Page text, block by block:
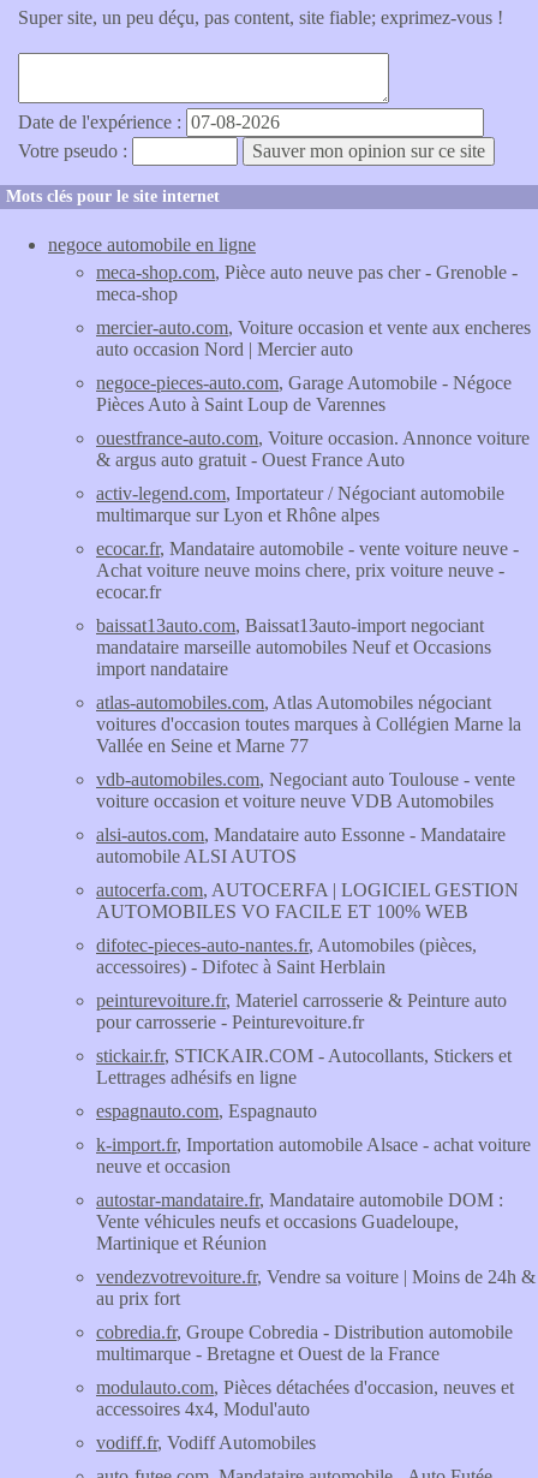
Super site, un peu déçu, pas content, site fiable; exprimez-vous !
Date de l'expérience :
Votre pseudo :
Mots clés pour le site internet
negoce automobile en ligne
meca-shop.com, Pièce auto neuve pas cher - Grenoble -
meca-shop
mercier-auto.com, Voiture occasion et vente aux encheres
auto occasion Nord | Mercier auto
negoce-pieces-auto.com, Garage Automobile - Négoce
Pièces Auto à Saint Loup de Varennes
ouestfrance-auto.com, Voiture occasion. Annonce voiture
& argus auto gratuit - Ouest France Auto
activ-legend.com, Importateur / Négociant automobile
multimarque sur Lyon et Rhône alpes
ecocar.fr, Mandataire automobile - vente voiture neuve -
Achat voiture neuve moins chere, prix voiture neuve -
ecocar.fr
baissat13auto.com, Baissat13auto-import negociant
mandataire marseille automobiles Neuf et Occasions
import nandataire
atlas-automobiles.com, Atlas Automobiles négociant
voitures d'occasion toutes marques à Collégien Marne la
Vallée en Seine et Marne 77
vdb-automobiles.com, Negociant auto Toulouse - vente
voiture occasion et voiture neuve VDB Automobiles
alsi-autos.com, Mandataire auto Essonne - Mandataire
automobile ALSI AUTOS
autocerfa.com, AUTOCERFA | LOGICIEL GESTION
AUTOMOBILES VO FACILE ET 100% WEB
difotec-pieces-auto-nantes.fr, Automobiles (pièces,
accessoires) - Difotec à Saint Herblain
peinturevoiture.fr, Materiel carrosserie & Peinture auto
pour carrosserie - Peinturevoiture.fr
stickair.fr, STICKAIR.COM - Autocollants, Stickers et
Lettrages adhésifs en ligne
espagnauto.com, Espagnauto
k-import.fr, Importation automobile Alsace - achat voiture
neuve et occasion
autostar-mandataire.fr, Mandataire automobile DOM :
Vente véhicules neufs et occasions Guadeloupe,
Martinique et Réunion
vendezvotrevoiture.fr, Vendre sa voiture | Moins de 24h &
au prix fort
cobredia.fr, Groupe Cobredia - Distribution automobile
multimarque - Bretagne et Ouest de la France
modulauto.com, Pièces détachées d'occasion, neuves et
accessoires 4x4, Modul'auto
vodiff.fr, Vodiff Automobiles